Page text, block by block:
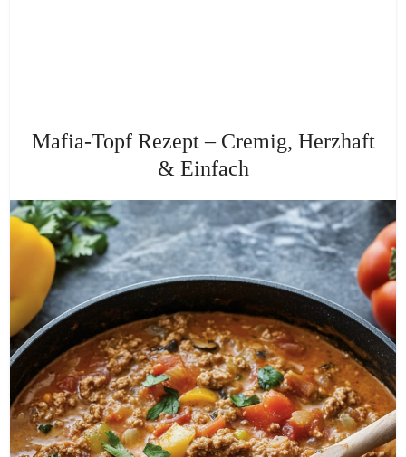
Mafia-Topf Rezept – Cremig, Herzhaft
& Einfach